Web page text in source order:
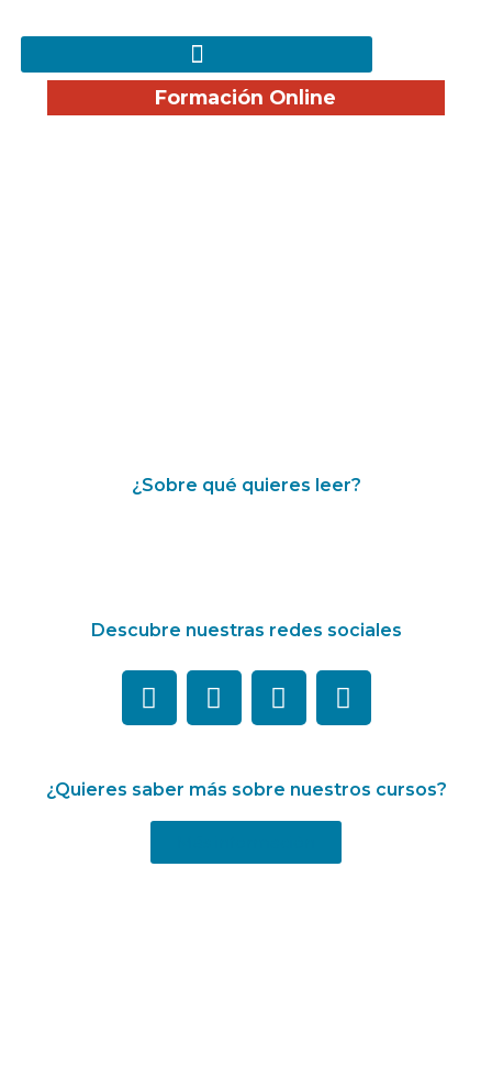
Formación Online
¿Sobre qué quieres leer?
Descubre nuestras redes sociales
¿Quieres saber más sobre nuestros cursos?